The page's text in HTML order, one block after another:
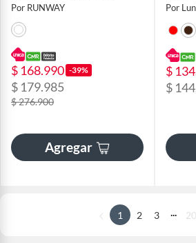
Por RUNWAY
$ 168.990 -39%
$ 179.985
$ 276.900
Agregar
Por
$
$
1 2 3 ... 20